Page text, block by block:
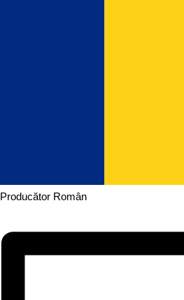
Producător Român